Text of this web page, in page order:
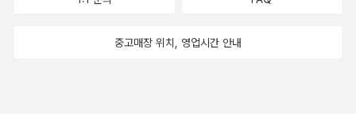
었고 글 자체가 영성적인 내용임에도 불구하고 무척 쉬운 표현을 하
이 평안의 여정으로 안내해줍니다. 한 송이 꽃 안에 햇빛, 비, 흙, 정원중고매장 위치, 영업시간 안내